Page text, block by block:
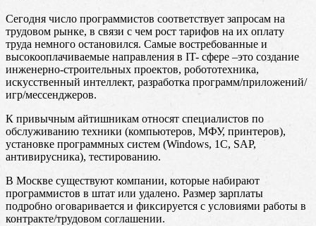
Сегодня число программистов соответствует запросам на
трудовом рынке, в связи с чем рост тарифов на их оплату
труда немного остановился. Самые востребованные и
высокооплачиваемые направления в IT- сфере –это создание
инженерно-строительных проектов, робототехника,
искусственный интеллект, разработка программ/приложений/
игр/мессенджеров.
К привычным айтишникам относят специалистов по
обслуживанию техники (компьютеров, МФУ, принтеров),
установке программных систем (Windows, 1C, SAP,
антивирусника), тестированию.
В Москве существуют компании, которые набирают
программистов в штат или удалено. Размер зарплаты
подробно оговаривается и фиксируется с условиями работы в
контракте/трудовом соглашении.